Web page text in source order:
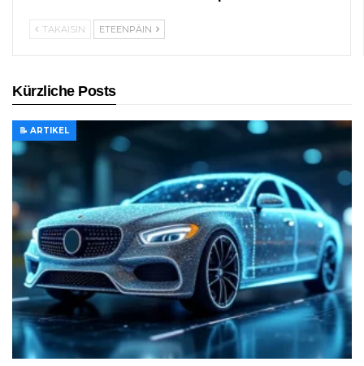
TAKAISIN ETEENPÄIN
Kürzliche Posts
📝 ARTIKEL